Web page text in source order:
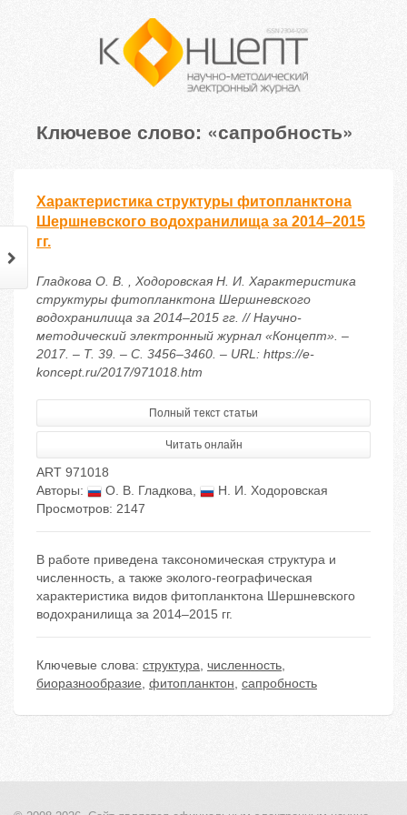
Ключевое слово: «сапробность»
Характеристика структуры фитопланктона
Шершневского водохранилища за 2014–2015
гг.
Гладкова О. В. , Ходоровская Н. И. Характеристика
структуры фитопланктона Шершневского
водохранилища за 2014–2015 гг. // Научно-
методический электронный журнал «Концепт». –
2017. – Т. 39. – С. 3456–3460. – URL: https://e-
koncept.ru/2017/971018.htm
Полный текст статьи
Читать онлайн
ART 971018
Авторы:
О. В. Гладкова,
Н. И. Ходоровская
Просмотров: 2147
В работе приведена таксономическая структура и
численность, а также эколого-географическая
характеристика видов фитопланктона Шершневского
водохранилища за 2014–2015 гг.
Ключевые слова: структура, численность,
биоразнообразие, фитопланктон, сапробность